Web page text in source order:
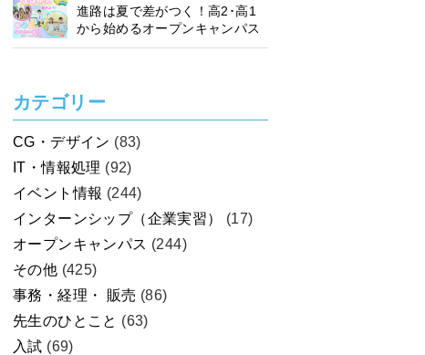
進路は夏で差がつく！高2･高1
から始めるオープンキャンパス
カテゴリー
CG・デザイン (83)
IT・情報処理 (92)
イベント情報 (244)
インターンシップ（企業実習）
(17)
オープンキャンパス (244)
その他 (425)
事務・経理・ 販売 (86)
先生のひとこと (63)
入試 (69)